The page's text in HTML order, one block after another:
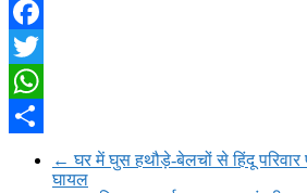
Facebook
Twitter
WhatsApp
← घर में घुस हथौड़े-बेलचों से हिंदू परिवार
घायल